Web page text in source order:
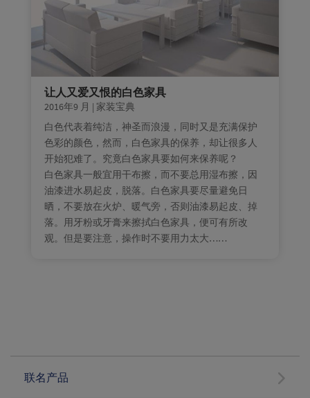
让人又爱又恨的白色家具
2016年9 月 | 家装宝典
白色代表着纯洁，神圣而浪漫，同时又是充满保护
色彩的颜色，然而，白色家具的保养，却让很多人
开始犯难了。究竟白色家具要如何来保养呢？
白色家具一般宜用干布擦，而不要总用湿布擦，因
油漆进水易起皮，脱落。白色家具要尽量避免日
晒，不要放在火炉、暖气旁，否则油漆易起皮、掉
落。用牙粉或牙膏来擦拭白色家具，便可有所改
观。但是要注意，操作时不要用力太大……
联名产品